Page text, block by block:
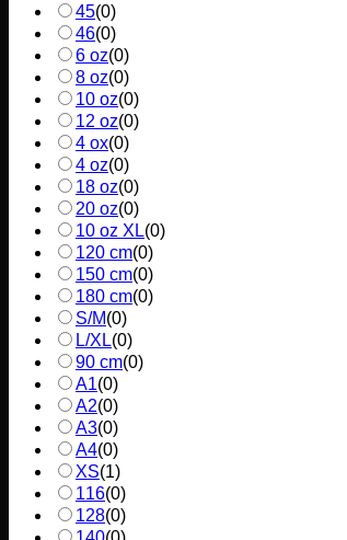
45(0)
46(0)
6 oz(0)
8 oz(0)
10 oz(0)
12 oz(0)
4 ox(0)
4 oz(0)
18 oz(0)
20 oz(0)
10 oz XL(0)
120 cm(0)
150 cm(0)
180 cm(0)
S/M(0)
L/XL(0)
90 cm(0)
A1(0)
A2(0)
A3(0)
A4(0)
XS(1)
116(0)
128(0)